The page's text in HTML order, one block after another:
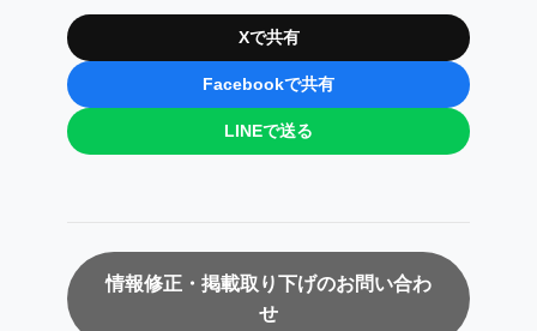
Xで共有
Facebookで共有
LINEで送る
情報修正・掲載取り下げのお問い合わ
せ